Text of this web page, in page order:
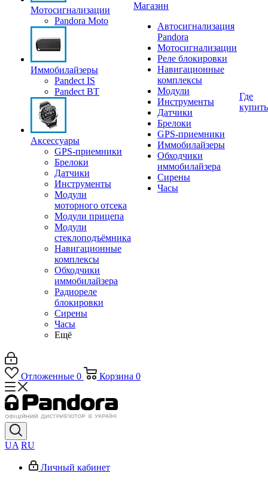
Мотосигнализации
Pandora Moto
Иммобилайзеры
Pandect IS
Pandect BT
Аксессуары
GPS-приемники
Брелоки
Датчики
Инструменты
Модули
моторного отсека
Модули прицепа
Модули
стеклоподъёмника
Навигационные
комплексы
Обходчики
иммобилайзера
Радиореле
блокировки
Сирены
Часы
Ещё
Магазин
Автосигнализация
Pandora
Мотосигнализации
Реле блокировки
Навигационные
комплексы
Модули
Инструменты
Датчики
Брелоки
GPS-приемники
Иммобилайзеры
Обходчики
иммобилайзера
Сирены
Часы
Где
купить
Отложенные 0 Корзина 0
UA RU
Личный кабинет